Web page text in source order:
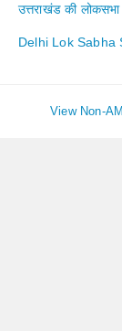
उत्तराखंड की
Delhi Lok Sabha
View Non-